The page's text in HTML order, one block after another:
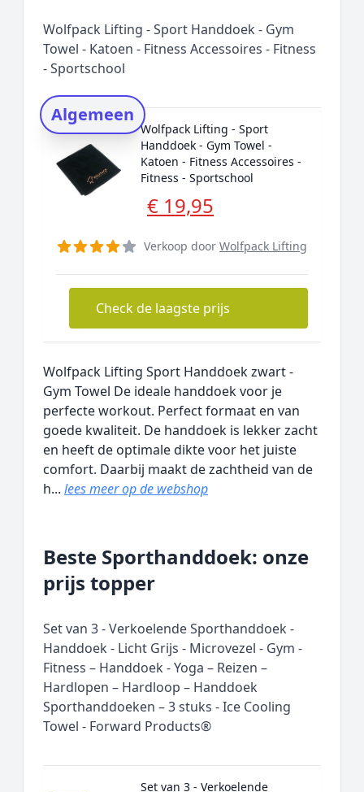
Rating topper
Onderzoeksmethode
Alternatieven
Prijsniveaus
Wolfpack Lifting - Sport Handdoek - Gym
Towel - Katoen - Fitness Accessoires - Fitness
- Sportschool
Algemeen
Wolfpack Lifting - Sport
Handdoek - Gym Towel -
Katoen - Fitness Accessoires -
Fitness - Sportschool
€ 19,95
Verkoop door Wolfpack Lifting
Check de laagste prijs
Wolfpack Lifting Sport Handdoek zwart -
Gym Towel De ideale handdoek voor je
perfecte workout. Perfect formaat en van
goede kwaliteit. De handdoek is lekker zacht
en heeft de optimale dikte voor het juiste
comfort. Daarbij maakt de zachtheid van de
h... lees meer op de webshop
Beste Sporthanddoek: onze
prijs topper
Set van 3 - Verkoelende Sporthanddoek -
Handdoek - Licht Grijs - Microvezel - Gym -
Fitness – Handdoek - Yoga – Reizen –
Hardlopen – Hardloop – Handdoek
Sporthanddoeken – 3 stuks - Ice Cooling
Towel - Forward Products®
Set van 3 - Verkoelende